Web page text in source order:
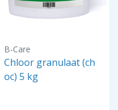
B-Care
Chloor granulaat (ch
oc) 5 kg